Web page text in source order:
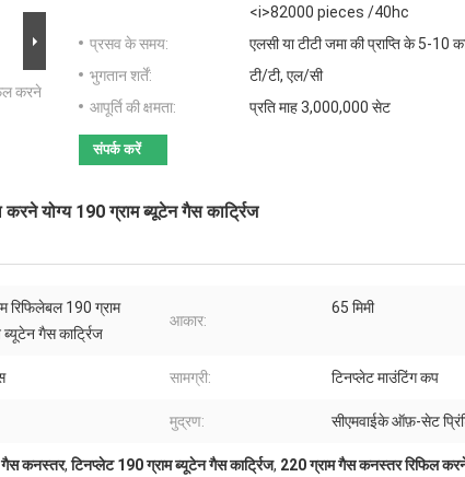
करने
<i>82000 pieces /40hc
प्रसव के समय:
एलसी या टीटी जमा की प्राप्ति के 5-10
भुगतान शर्तें:
टी/टी, एल/सी
आपूर्ति की क्षमता:
प्रति माह 3,000,000 सेट
संपर्क करें
योग्य 190 ग्राम ब्यूटेन गैस कार्ट्रिज
रिफिलेबल 190 ग्राम
गैस कार्ट्रिज
आकार:
65 मिमी
सामग्री: टिनप्लेट माउंटिंग कप
मुद्रण: सीएमवाईके ऑफ़-सेट
गैस कनस्तर,टिनप्लेट 190 ग्राम ब्यूटेन गैस कार्ट्रिज, 220 ग्राम गैस कनस्तर रिफिल